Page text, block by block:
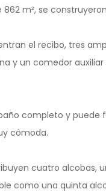
m², se
el recibo, tres
y un comedor
completo y puede
cómoda.
cuatro
como una quinta